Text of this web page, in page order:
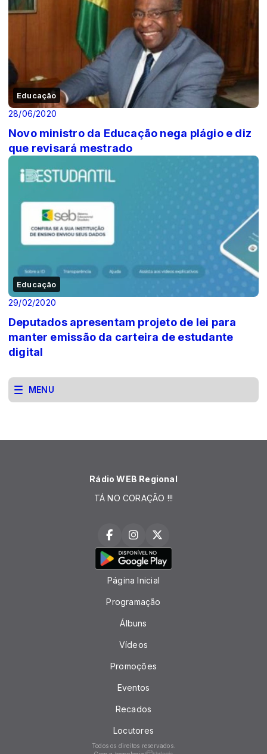
Educação
28/06/2020
Novo ministro da Educação nega plágio e diz
que revisará mestrado
Educação
29/02/2020
Deputados apresentam projeto de lei para
manter emissão da carteira de estudante
digital
MENU
Rádio WEB Regional
TÁ NO CORAÇÃO !!!
Página Inicial
Programação
Álbuns
Vídeos
Promoções
Eventos
Recados
Locutores
Todos os direitos reservados.